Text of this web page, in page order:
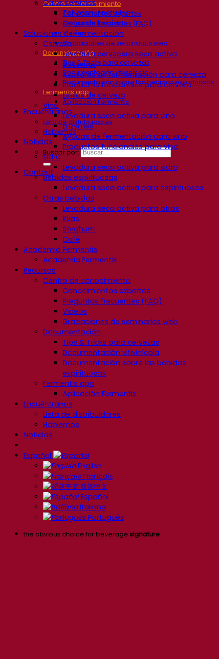
Centro de conocimiento
Conocimientos expertos
Preguntas frecuentes (FAQ)
Videos
Grabaciones de seminarios web
Documentación
Tips & Tricks para cervezas
Documentación vitivinícola
Documentación sobre las bebidas espirituosas
Fermentis app
Aplicación Fermentis
Encuéntranos
Lista de distribuidores
Hablemos
Noticias
Buscar por:
Contact
Otros servicios
Toll manufacturing
Catas de bebidas
Soluciones de fermentación
Cerveza
Levadura cervecera seca activa
Bacterias
Auxiliares de fermentación para cerveza
Productos funcionales para cerveza
Estilos de cerveza
Vino
Levadura seca activa para vino
Enzymes
Ayudas de fermentación para vino
Productos funcionales para vino
Sidra
Levadura seca activa para sidra
Bebidas espirituosas
Levadura seca activa para espirituosos
Otras bebidas
Levadura seca activa para otros
Kvas
Sorghum
Café
Academia Fermentis
Academia Fermentis
Recursos
Centro de conocimiento
Conocimientos expertos
Preguntas frecuentes (FAQ)
Videos
Grabaciones de seminarios web
Documentación
Tips & Tricks para cervezas
Documentación vitivinícola
Documentación sobre las bebidas
espirituosas
Fermentis app
Aplicación Fermentis
Encuéntranos
Lista de distribuidores
Hablemos
Noticias
Español
English
Français
简体中文
Español
Italiano
Português
the obvious choice for beverage signature